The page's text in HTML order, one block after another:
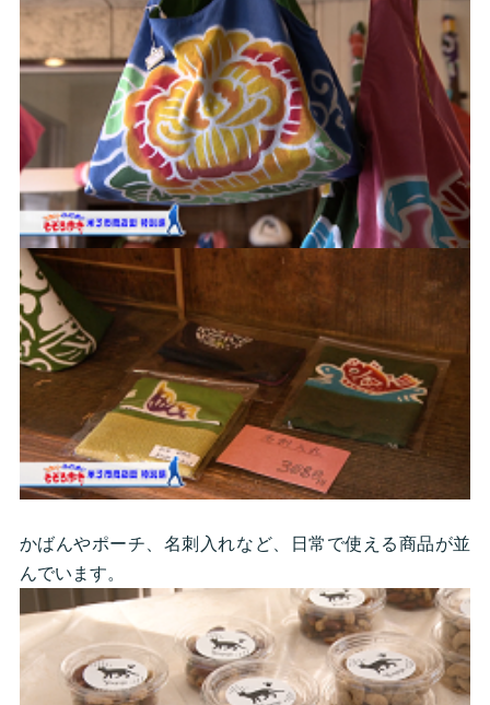
かばんやポーチ、名刺入れなど、日常で使える商品が並
んでいます。